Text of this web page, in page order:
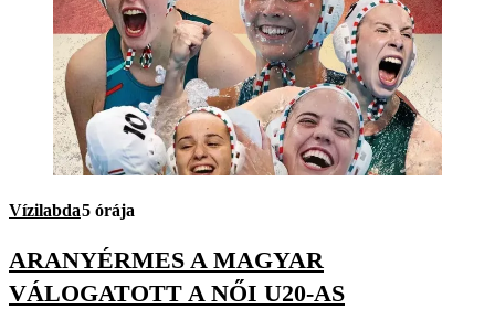
Vízilabda5 órája
ARANYÉRMES A MAGYAR
VÁLOGATOTT A NŐI U20-AS